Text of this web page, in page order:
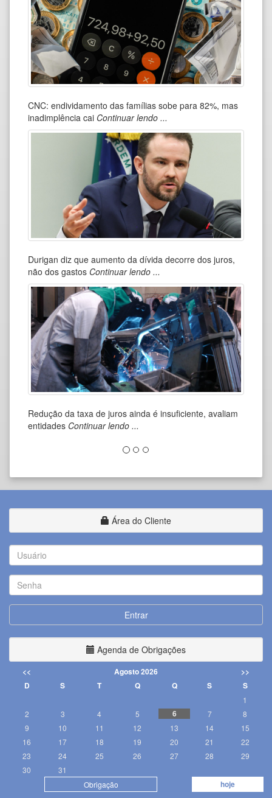
CNC: endividamento das famílias sobe para 82%, mas
inadimplência caiContinuar lendo ...
Durigan diz que aumento da dívida decorre dos juros,
não dos gastosContinuar lendo ...
Redução da taxa de juros ainda é insuficiente, avaliam
entidadesContinuar lendo ...
Área do Cliente
Entrar
Agenda de Obrigações
<< Agosto 2026
>>
D
S T Q Q S S
Obrigação hoje
1
2
3 4 5 6 7
8
9
10 11 12 13 14
15
16
17 18 19 20 21
22
23
24 25 26 27 28
29
30
31